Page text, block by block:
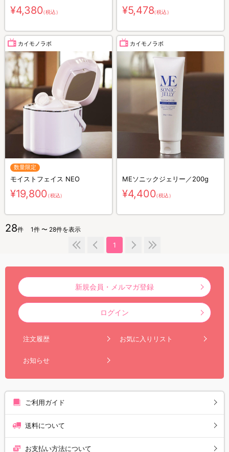
¥4,380（税込） ¥5,478（税込）
カイモノラボ
数量限定
モイストフェイス NEO
¥19,800（税込）
カイモノラボ
MEソニックジェリー／200g
¥4,400（税込）
28件 1件 〜 28件を表示
1
新規会員・メルマガ登録
ログイン
注文履歴 お気に入りリスト
お知らせ
ご利用ガイド
送料について
お支払い方法について